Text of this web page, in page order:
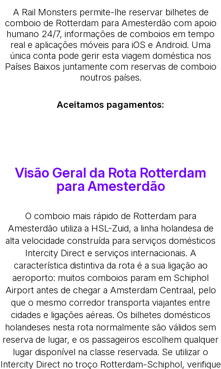
A Rail Monsters permite-lhe reservar bilhetes de
comboio de Rotterdam para Amesterdão com apoio
humano 24/7, informações de comboios em tempo
real e aplicações móveis para iOS e Android. Uma
única conta pode gerir esta viagem doméstica nos
Países Baixos juntamente com reservas de comboio
noutros países.
Aceitamos pagamentos:
Visão Geral da Rota Rotterdam
para Amesterdão
O comboio mais rápido de Rotterdam para
Amesterdão utiliza a HSL-Zuid, a linha holandesa de
alta velocidade construída para serviços domésticos
Intercity Direct e serviços internacionais. A
característica distintiva da rota é a sua ligação ao
aeroporto: muitos comboios param em Schiphol
Airport antes de chegar a Amsterdam Centraal, pelo
que o mesmo corredor transporta viajantes entre
cidades e ligações aéreas. Os bilhetes domésticos
holandeses nesta rota normalmente são válidos sem
reserva de lugar, e os passageiros escolhem qualquer
lugar disponível na classe reservada. Se utilizar o
Intercity Direct no troço Rotterdam-Schiphol, verifique